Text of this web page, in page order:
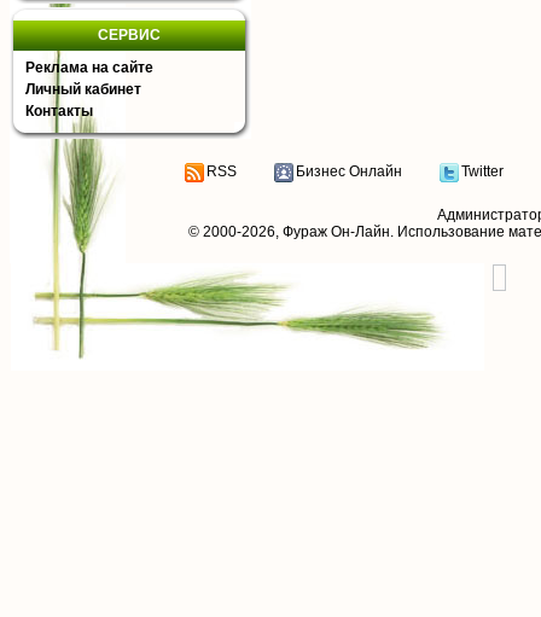
СЕРВИС
Реклама на сайте
Личный кабинет
Контакты
RSS Бизнес Онлайн Twitter
© 2000-2026, Фураж Он-Лайн. Использование